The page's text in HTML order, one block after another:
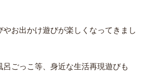
やお出かけ遊びが楽しくなってきまし
呂ごっこ等、身近な生活再現遊びも